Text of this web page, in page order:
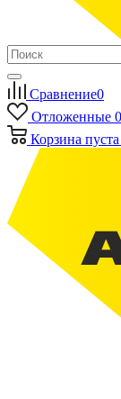
Сравнение0
Отложенные 0
Корзина пуста